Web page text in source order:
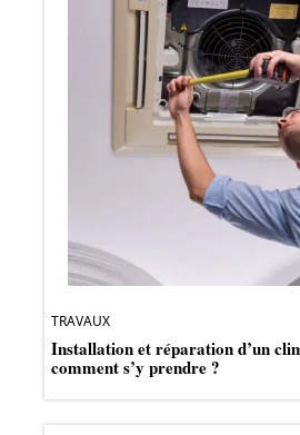
TRAVAUX
Installation et réparation d’un
comment s’y prendre ?